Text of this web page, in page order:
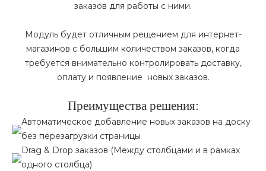
заказов для работы с ними.
Модуль будет отличным рещением для интернет-
магазинов с большим количеством заказов, когда
требуется внимательно контролировать доставку,
оплату и появление новых заказов.
Преимущества решения:
Автоматическое добавление новых заказов на доску
без перезагрузки страницы
Drag & Drop заказов (Между столбцами и в рамках
одного столбца)